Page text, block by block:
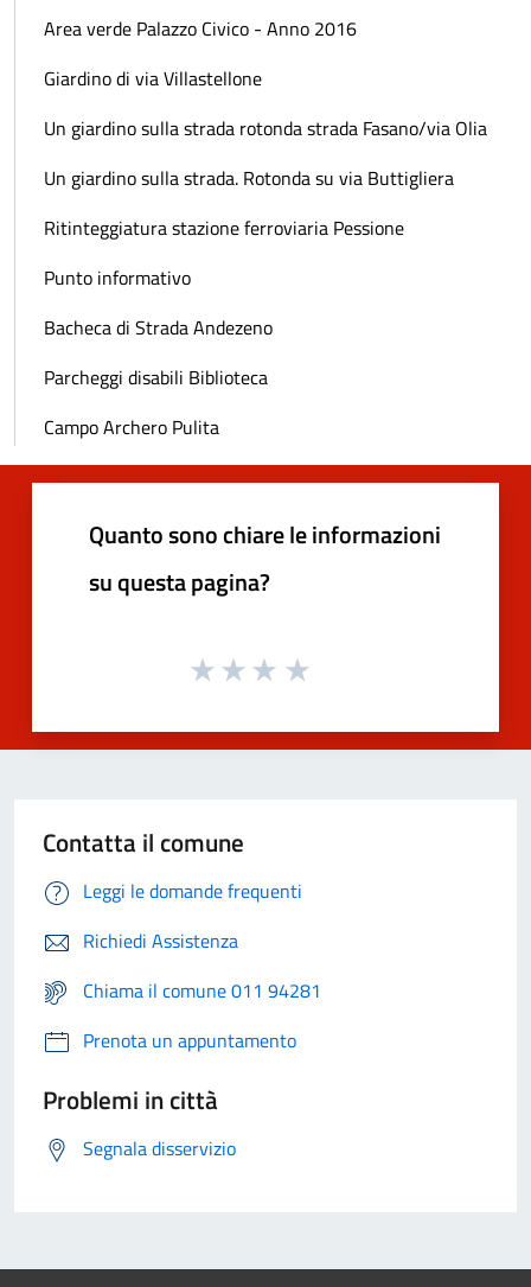
Area verde Palazzo Civico - Anno 2016
Giardino di via Villastellone
Un giardino sulla strada rotonda strada Fasano/via Olia
Un giardino sulla strada. Rotonda su via Buttigliera
Ritinteggiatura stazione ferroviaria Pessione
Punto informativo
Bacheca di Strada Andezeno
Parcheggi disabili Biblioteca
Campo Archero Pulita
Quanto sono chiare le informazioni
su questa pagina?
Contatta il comune
Leggi le domande frequenti
Richiedi Assistenza
Chiama il comune 011 94281
Prenota un appuntamento
Problemi in città
Segnala disservizio